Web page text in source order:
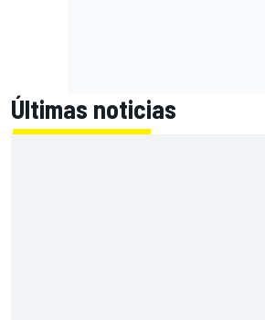
Últimas noticias